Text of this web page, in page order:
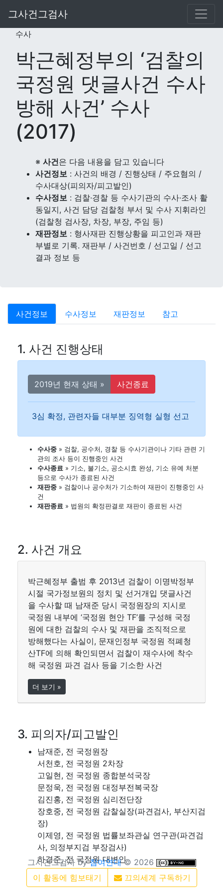
그사건그검사
사건분류
박근혜정부 시기 불법행위 및 부패혐의
수사
박근혜정부의 ‘검찰의
국정원 댓글사건 수사
방해 사건’ 수사
(2017)
※ 사건은 다음 내용을 담고 있습니다
사건정보 : 사건의 배경 / 진행상태 / 주요혐의 /
수사대상(피의자/피고발인)
수사정보 : 검찰·경찰 등 수사기관의 수사·조사 활
동일지, 사건 담당 검찰청 부서 및 수사 지휘라인
(검찰청 검사장, 차장, 부장, 주임 등)
재판정보 : 형사재판 진행상황을 피고인과 재판
부별로 기록. 재판부 / 사건번호 / 선고일 / 선고
결과 정보 등
사건정보 수사정보 재판정보 참고
1. 사건 진행상태
2019년 현재 상태 » 사건종료
3심 확정, 관련자들 대부분 징역형 실형 선고
수사중 » 검찰, 공수처, 경찰 등 수사기관이나 기타 관련 기
관의 조사 등이 진행중인 사건
수사종료 » 기소, 불기소, 공소시효 완성, 기소 유예 처분
등으로 수사가 종료된 사건
재판중 » 검찰이나 공수처가 기소하여 재판이 진행중인 사
건
재판종료 » 법원의 확정판결로 재판이 종료된 사건
2. 사건 개요
박근혜정부 출범 후 2013년 검찰이 이명박정부
시절 국가정보원의 정치 및 선거개입 댓글사건
을 수사할 때 남재준 당시 국정원장의 지시로
국정원 내부에 ‘국정원 현안 TF’를 구성해 국정
원에 대한 검찰의 수사 및 재판을 조직적으로
방해했다는 사실이, 문재인정부 국정원 적폐청
산TF에 의해 확인되면서 검찰이 재수사에 착수
해 국정원 파견 검사 등을 기소한 사건
더 보기 »
3. 피의자/피고발인
남재준, 전 국정원장
서천호, 전 국정원 2차장
고일현, 전 국정원 종합분석국장
문정욱, 전 국정원 대정부전복국장
김진홍, 전 국정원 심리전단장
장호중, 전 국정원 감찰실장(파견검사, 부산지검
장)
이제영, 전 국정원 법률보좌관실 연구관(파견검
사, 의정부지검 부장검사)
하경준, 전 국정원 대변인
그사건그검사 by참여연대© 2026
이 활동에 힘보태기
끄의세계 구독하기